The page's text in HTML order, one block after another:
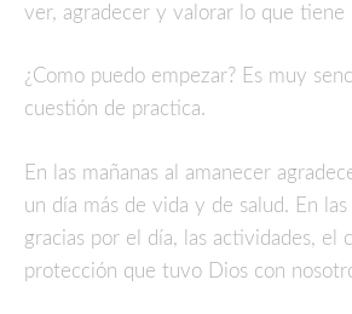
ver, agradecer y valorar lo que tiene
¿Como puedo empezar? Es muy
cuestión de practica.
En las mañanas al amanecer
un día más de vida y de salud. En
gracias por el día, las actividades, el
protección que tuvo Dios con